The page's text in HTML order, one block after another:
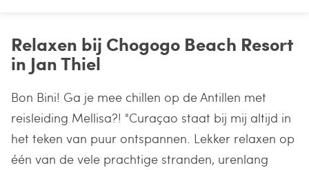
Relaxen bij Chogogo Beach Resort
in Jan Thiel
Bon Bini! Ga je mee chillen op de Antillen met
reisleiding Mellisa?! "Curaçao staat bij mij altijd in
het teken van puur ontspannen. Lekker relaxen op
één van de vele prachtige stranden, urenlang